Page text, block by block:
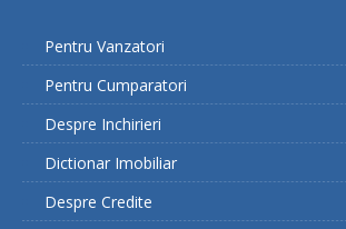
Pentru Vanzatori
Pentru Cumparatori
Despre Inchirieri
Dictionar Imobiliar
Despre Credite